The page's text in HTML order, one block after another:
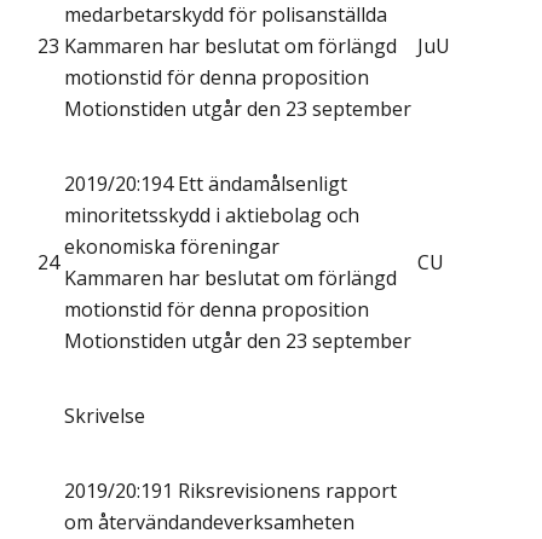
23
medarbetarskydd för polisanställda
Kammaren har beslutat om förlängd
motionstid för denna proposition
Motionstiden utgår den 23 september
JuU
24
2019/20:194 Ett ändamålsenligt
minoritetsskydd i aktiebolag och
ekonomiska föreningar
Kammaren har beslutat om förlängd
motionstid för denna proposition
Motionstiden utgår den 23 september
CU
Skrivelse
2019/20:191 Riksrevisionens rapport
om återvändandeverksamheten